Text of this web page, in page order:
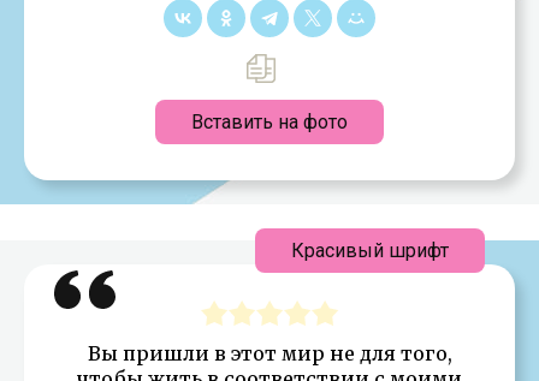
Вставить на фото
Вы пришли в этот мир не для того,
Красивый шрифт